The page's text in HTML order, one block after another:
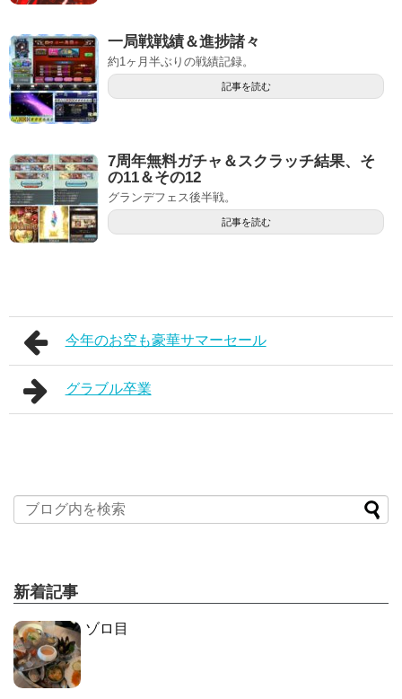
一局戦戦績＆進捗諸々
約1ヶ月半ぶりの戦績記録。
記事を読む
7周年無料ガチャ＆スクラッチ結果、そ
の11＆その12
グランデフェス後半戦。
記事を読む
今年のお空も豪華サマーセール
グラブル卒業
新着記事
ゾロ目